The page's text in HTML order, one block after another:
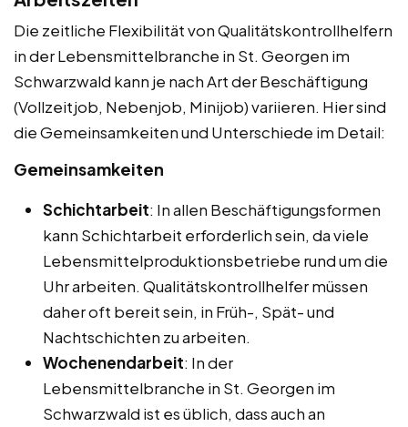
Die zeitliche Flexibilität von Qualitätskontrollhelfern
in der Lebensmittelbranche in St. Georgen im
Schwarzwald kann je nach Art der Beschäftigung
(Vollzeitjob, Nebenjob, Minijob) variieren. Hier sind
die Gemeinsamkeiten und Unterschiede im Detail:
Gemeinsamkeiten
Schichtarbeit: In allen Beschäftigungsformen
kann Schichtarbeit erforderlich sein, da viele
Lebensmittelproduktionsbetriebe rund um die
Uhr arbeiten. Qualitätskontrollhelfer müssen
daher oft bereit sein, in Früh-, Spät- und
Nachtschichten zu arbeiten.
Wochenendarbeit: In der
Lebensmittelbranche in St. Georgen im
Schwarzwald ist es üblich, dass auch an